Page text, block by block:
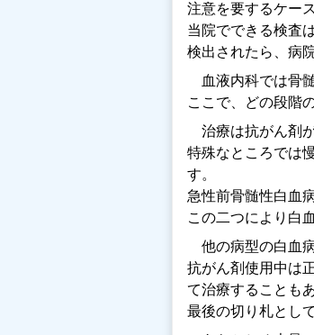
注意を要するケー
当院でできる検査
検出されたら、病
血液内科では骨
ここで、どの段階
治療は抗がん剤
特殊なところでは
す。
急性前骨髄性白血
この二つにより白
他の病型の白血
抗がん剤使用中は
て治療することも
最後の切り札とし